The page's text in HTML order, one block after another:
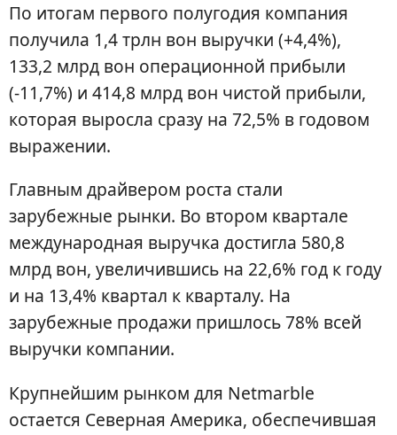
По итогам первого полугодия компания
получила 1,4 трлн вон выручки (+4,4%),
133,2 млрд вон операционной прибыли
(-11,7%) и 414,8 млрд вон чистой прибыли,
которая выросла сразу на 72,5% в годовом
выражении.
Главным драйвером роста стали
зарубежные рынки. Во втором квартале
международная выручка достигла 580,8
млрд вон, увеличившись на 22,6% год к году
и на 13,4% квартал к кварталу. На
зарубежные продажи пришлось 78% всей
выручки компании.
Крупнейшим рынком для Netmarble
остается Северная Америка, обеспечившая